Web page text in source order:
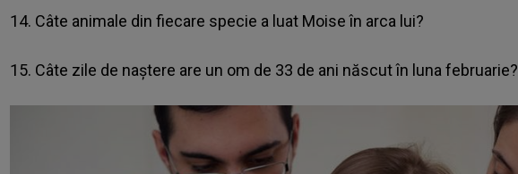
14. Câte animale din fiecare specie a luat Moise în arca lui?
15. Câte zile de naştere are un om de 33 de ani născut în luna februarie?